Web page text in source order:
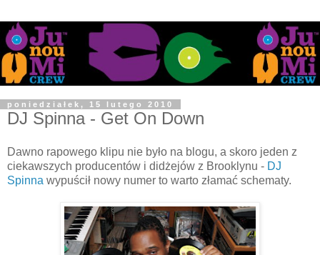
poniedziałek, 15 lutego 2010
DJ Spinna - Get On Down
Dawno rapowego klipu nie było na blogu, a skoro jeden z
ciekawszych producentów i didżejów z Brooklynu - DJ
Spinna wypuścił nowy numer to warto złamać schematy.